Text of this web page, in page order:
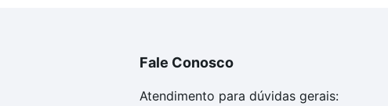
Fale Conosco
Atendimento para dúvidas gerais: